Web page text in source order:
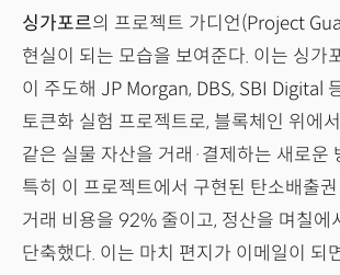
싱가포르의 프로젝트 가디언(Project
현실이 되는 모습을 보여준다. 이는 싱가
이 주도해 JP Morgan, DBS, SBI Digital
토큰화 실험 프로젝트로, 블록체인 위에
같은 실물 자산을 거래·결제하는 새로운
특히 이 프로젝트에서 구현된 탄소배출
거래 비용을 92% 줄이고, 정산을 며칠에
단축했다. 이는 마치 편지가 이메일이 되